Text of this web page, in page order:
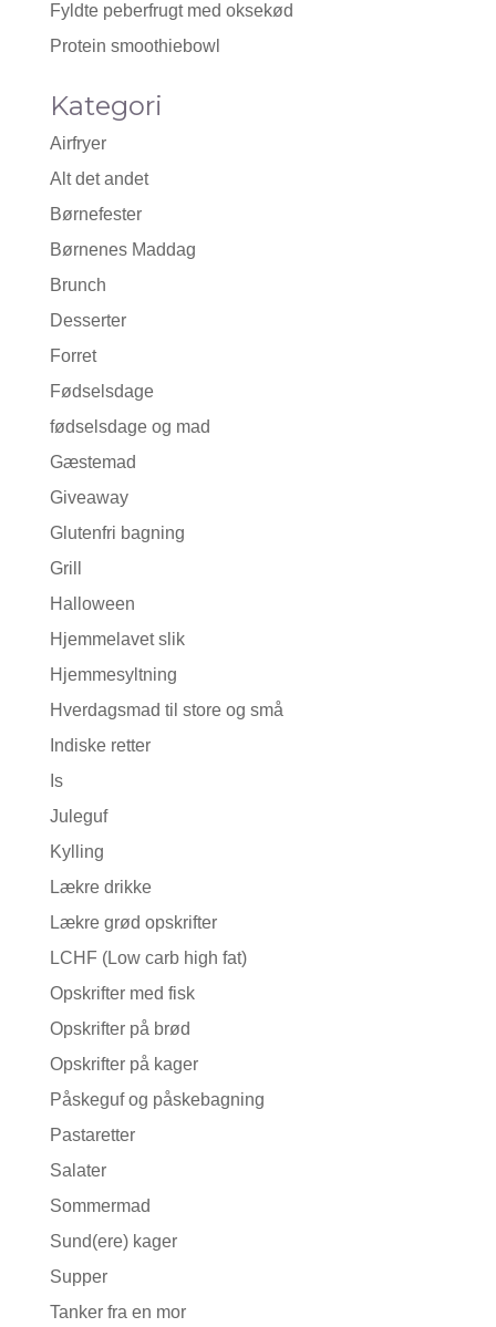
Fyldte peberfrugt med oksekød
Protein smoothiebowl
Kategori
Airfryer
Alt det andet
Børnefester
Børnenes Maddag
Brunch
Desserter
Forret
Fødselsdage
fødselsdage og mad
Gæstemad
Giveaway
Glutenfri bagning
Grill
Halloween
Hjemmelavet slik
Hjemmesyltning
Hverdagsmad til store og små
Indiske retter
Is
Juleguf
Kylling
Lækre drikke
Lækre grød opskrifter
LCHF (Low carb high fat)
Opskrifter med fisk
Opskrifter på brød
Opskrifter på kager
Påskeguf og påskebagning
Pastaretter
Salater
Sommermad
Sund(ere) kager
Supper
Tanker fra en mor